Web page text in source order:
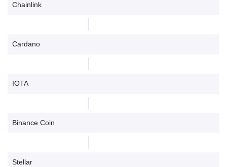
Chainlink
Cardano
IOTA
Binance Coin
Stellar